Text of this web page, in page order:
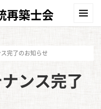
再築士会
完了のお知らせ
ンス完了